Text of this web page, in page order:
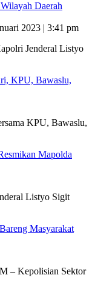
Daerah
2023 | 3:41 pm
Jenderal Listyo
KPU, Bawaslu,
KPU, Bawaslu,
Mapolda
Listyo Sigit
Masyarakat
– Kepolisian Sektor